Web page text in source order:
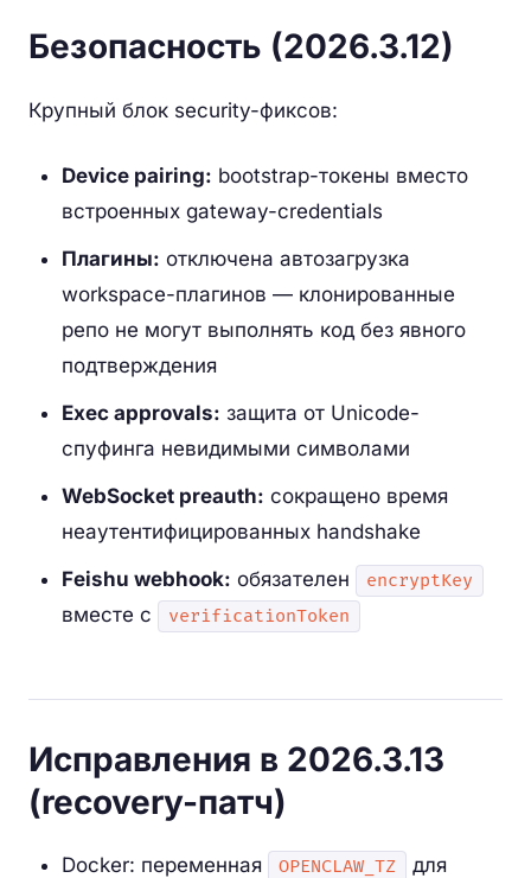
Безопасность (2026.3.12)
Крупный блок security-фиксов:
Device pairing: bootstrap-токены вместо
встроенных gateway-credentials
Плагины: отключена автозагрузка
workspace-плагинов — клонированные
репо не могут выполнять код без явного
подтверждения
Exec approvals: защита от Unicode-
спуфинга невидимыми символами
WebSocket preauth: сокращено время
неаутентифицированных handshake
Feishu webhook: обязателен encryptKey
вместе с verificationToken
Исправления в 2026.3.13
(recovery-патч)
Docker: переменная OPENCLAW_TZ
для